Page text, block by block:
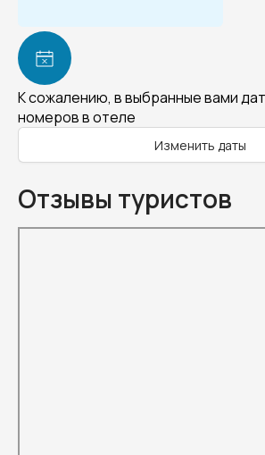
К сожалению, в выбранные вами
номеров в отеле
Изменить даты
Отзывы туристов